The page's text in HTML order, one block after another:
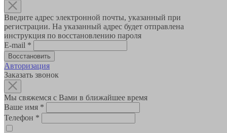
Введите адрес электронной почты, указанный при
регистрации. На указанный адрес будет отправлена
инструкция по восстановлению пароля
E-mail *
Авторизация
Заказать звонок
Мы свяжемся с Вами в ближайшее время
Ваше имя *
Телефон *